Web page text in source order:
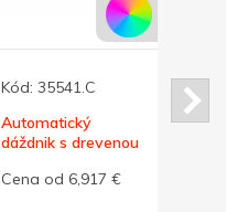
Kód: 35541.C
Automatický
dáždnik s drevenou
Cena od 6,917 €